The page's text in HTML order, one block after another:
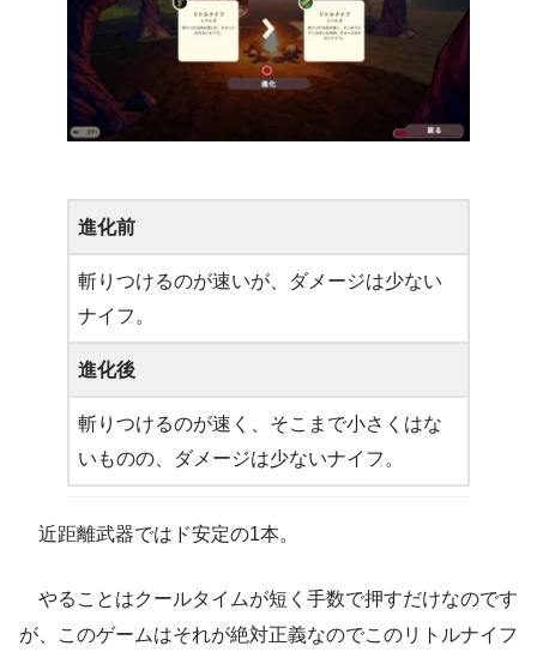
進化前
斬りつけるのが速いが、ダメージは少ない
ナイフ。
進化後
斬りつけるのが速く、そこまで小さくはな
いものの、ダメージは少ないナイフ。
近距離武器ではド安定の1本。
やることはクールタイムが短く手数で押すだけなのです
が、このゲームはそれが絶対正義なのでこのリトルナイフ